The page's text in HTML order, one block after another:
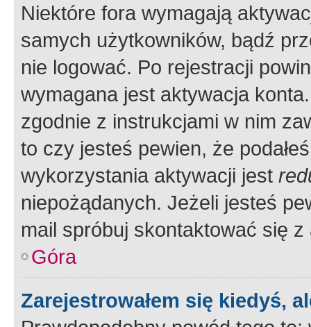
Niektóre fora wymagają
samych użytkowników, bądź
nie logować. Po rejestracji
wymagana jest aktywacja
zgodnie z instrukcjami w nim
to czy jesteś pewien, że
wykorzystania aktywacji jest
niepożądanych. Jeżeli jesteś
mail spróbuj skontaktować się
Góra
Zarejestrowałem się kiedyś,